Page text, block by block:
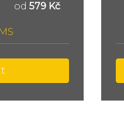
od 579 Kč